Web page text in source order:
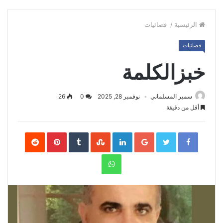
الرئيسية / فضائيات
فضائيات
خبزالكلمة
سمير المسلماني نوفمبر 28, 2025
26
أقل من دقيقة
Facebook
Twitter
Google+
LinkedIn
Pinterest
WhatsApp